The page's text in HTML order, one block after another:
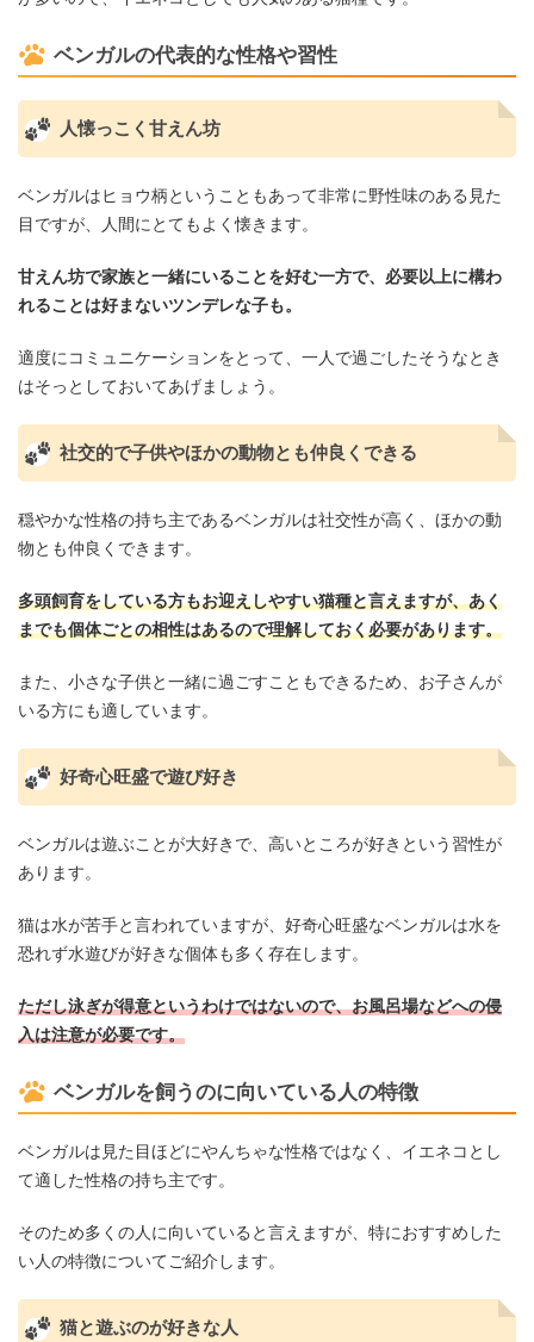
ベンガルの代表的な性格や習性
人懐っこく甘えん坊
ベンガルはヒョウ柄ということもあって非常に野性味のある見た
目ですが、人間にとてもよく懐きます。
甘えん坊で家族と一緒にいることを好む一方で、必要以上に構わ
れることは好まないツンデレな子も。
適度にコミュニケーションをとって、一人で過ごしたそうなとき
はそっとしておいてあげましょう。
社交的で子供やほかの動物とも仲良くできる
穏やかな性格の持ち主であるベンガルは社交性が高く、ほかの動
物とも仲良くできます。
多頭飼育をしている方もお迎えしやすい猫種と言えますが、あく
までも個体ごとの相性はあるので理解しておく必要があります。
また、小さな子供と一緒に過ごすこともできるため、お子さんが
いる方にも適しています。
好奇心旺盛で遊び好き
ベンガルは遊ぶことが大好きで、高いところが好きという習性が
あります。
猫は水が苦手と言われていますが、好奇心旺盛なベンガルは水を
恐れず水遊びが好きな個体も多く存在します。
ただし泳ぎが得意というわけではないので、お風呂場などへの侵
入は注意が必要です。
ベンガルを飼うのに向いている人の特徴
ベンガルは見た目ほどにやんちゃな性格ではなく、イエネコとし
て適した性格の持ち主です。
そのため多くの人に向いていると言えますが、特におすすめした
い人の特徴についてご紹介します。
猫と遊ぶのが好きな人